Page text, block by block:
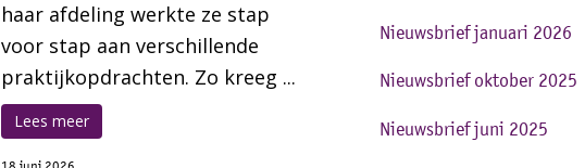
haar afdeling werkte ze stap
voor stap aan verschillende
praktijkopdrachten. Zo kreeg ...
Lees meer
Nieuwsbrief januari 2026
Nieuwsbriefoktober 2025
Nieuwsbrief juni 2025